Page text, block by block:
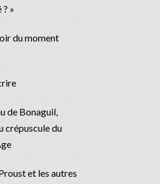
? »
du moment
de Bonaguil,
crépuscule du
et les autres